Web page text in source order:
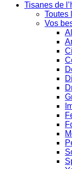
Tisanes de
Toutes
Vos